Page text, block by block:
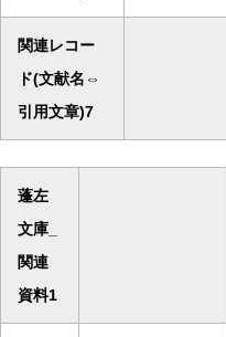
関連レコー
ド(文献名⇔
引用文章)7
蓬左
文庫_
関連
資料1